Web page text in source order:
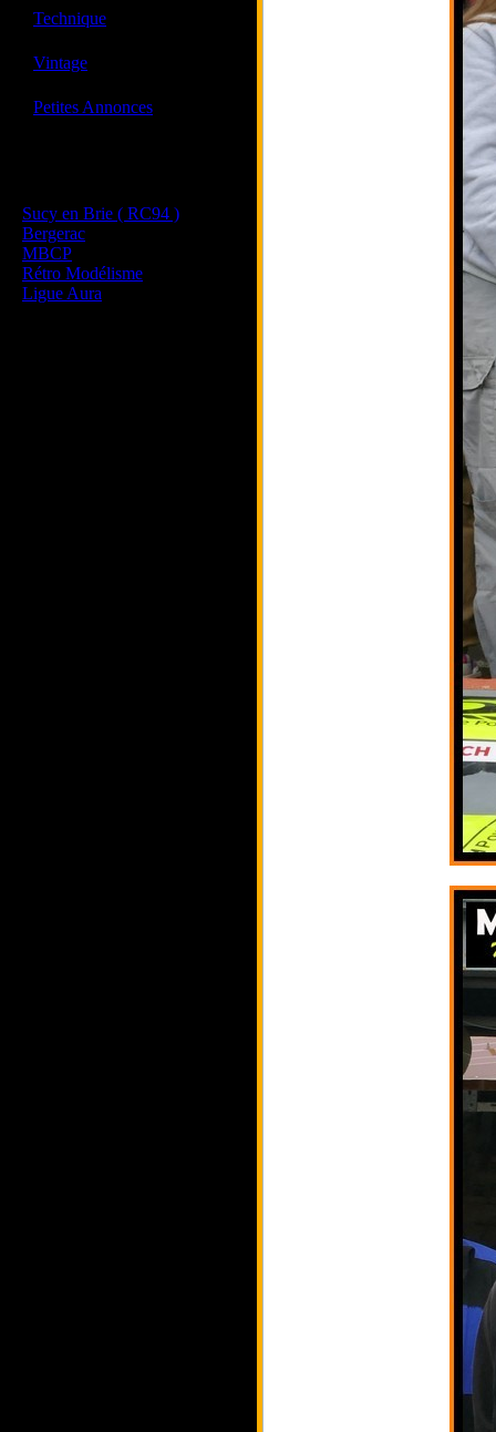
Technique
Vintage
Petites Annonces
Sucy en Brie ( RC94 )
Bergerac
MBCP
Rétro Modélisme
Ligue Aura